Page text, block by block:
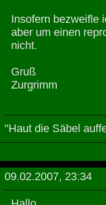
Insofern bezweifle
aber um einen
nicht.
Gruß
Zurgrimm
"Haut die Säbel
09.02.2007, 23:34